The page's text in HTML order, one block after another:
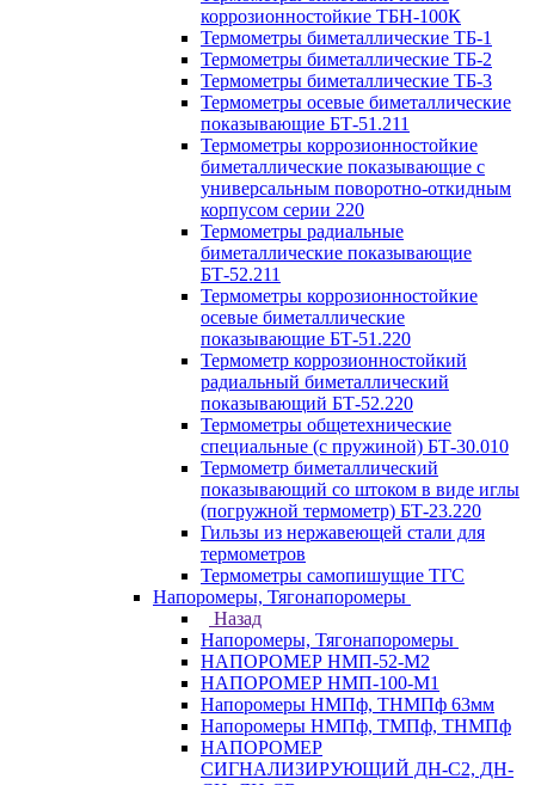
коррозионностойкие ТБН-100К
Термометры биметаллические ТБ-1
Термометры биметаллические ТБ-2
Термометры биметаллические ТБ-3
Термометры осевые биметаллические
показывающие БТ-51.211
Термометры коррозионностойкие
биметаллические показывающие с
универсальным поворотно-откидным
корпусом серии 220
Термометры радиальные
биметаллические показывающие
БТ-52.211
Термометры коррозионностойкие
осевые биметаллические
показывающие БТ-51.220
Термометр коррозионностойкий
радиальный биметаллический
показывающий БТ-52.220
Термометры общетехнические
специальные (с пружиной) БТ-30.010
Термометр биметаллический
показывающий со штоком в виде иглы
(погружной термометр) БТ-23.220
Гильзы из нержавеющей стали для
термометров
Термометры самопишущие ТГС
Напоромеры, Тягонапоромеры
Назад
Напоромеры, Тягонапоромеры
НАПОРОМЕР НМП-52-М2
НАПОРОМЕР НМП-100-М1
Напоромеры НМПф, ТНМПф 63мм
Напоромеры НМПф, ТМПф, ТНМПф
НАПОРОМЕР
СИГНАЛИЗИРУЮЩИЙ ДН-С2, ДН-